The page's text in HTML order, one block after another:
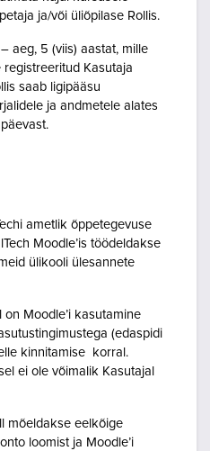
ja/või üliõpilase Rollis.
aeg, 5 (viis) aastat, mille
registreeritud Kasutaja
saab ligipääsu
ja andmetele alates
ametlik õppetegevuse
Moodle’is töödeldakse
ülikooli ülesannete
Moodle’i kasutamine
(edaspidi
kinnitamise korral.
ei ole võimalik Kasutajal
mõeldakse eelkõige
loomist ja Moodle’i